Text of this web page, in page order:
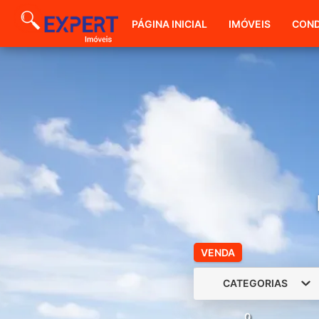
PÁGINA INICIAL IMÓVEIS
VENDA
CATEGORIAS
0